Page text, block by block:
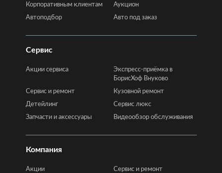
Корпоративным клиентам
Аукцион
Автоподбор
Авто под заказ
Сервис
Акции сервиса
Экспресс-приёмка в
БорисХоф Внуково
Сервис и ремонт
Кузовной ремонт
Детейлинг
Сервис люкс
Запчасти и аксессуары
Видеообзор обслуживания
Компания
Акции
Сервис и ремонт